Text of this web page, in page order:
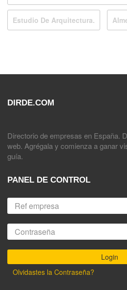
Estudio De Arquitectura.
DIRDE.COM
Directorio de empresas en España.
web. Agrégala y comienza a ganar
guía.
PANEL DE CONTROL
Olvidastes la Contraseña?